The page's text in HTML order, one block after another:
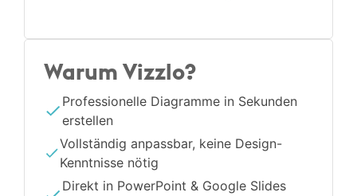
Warum Vizzlo?
Professionelle Diagramme in Sekunden
erstellen
Vollständig anpassbar, keine Design-
Kenntnisse nötig
Direkt in PowerPoint & Google Slides